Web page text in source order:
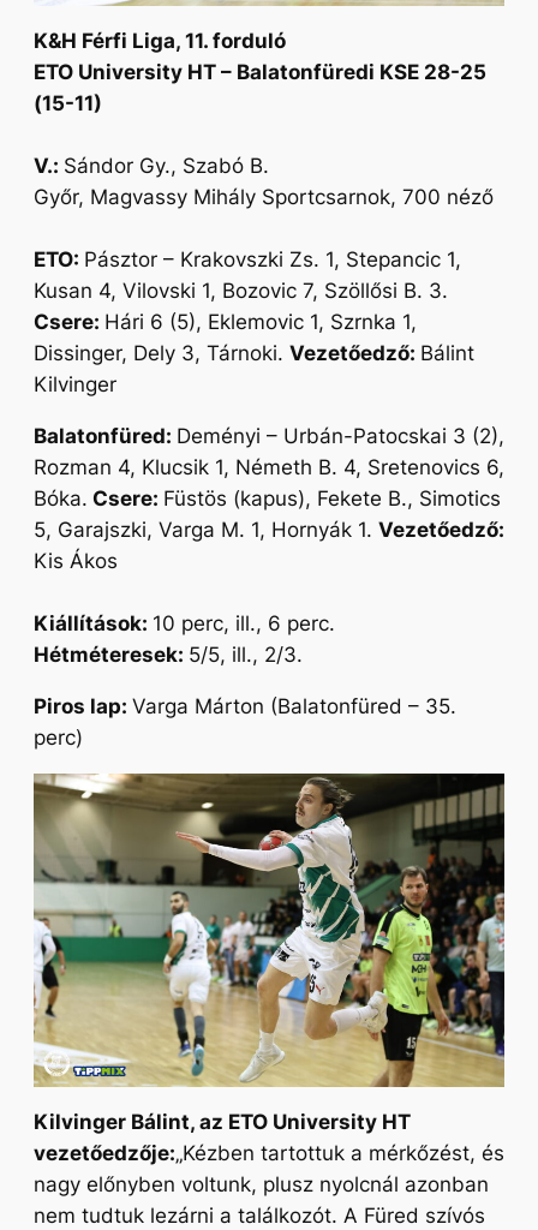
K&H Férfi Liga, 11. forduló
ETO University HT – Balatonfüredi KSE 28-25
(15-11)
V.: Sándor Gy., Szabó B.
Győr, Magvassy Mihály Sportcsarnok, 700 néző
ETO: Pásztor – Krakovszki Zs. 1, Stepancic 1,
Kusan 4, Vilovski 1, Bozovic 7, Szöllősi B. 3.
Csere: Hári 6 (5), Eklemovic 1, Szrnka 1,
Dissinger, Dely 3, Tárnoki. Vezetőedző: Bálint
Kilvinger
Balatonfüred: Deményi – Urbán-Patocskai 3 (2),
Rozman 4, Klucsik 1, Németh B. 4, Sretenovics 6,
Bóka. Csere: Füstös (kapus), Fekete B., Simotics
5, Garajszki, Varga M. 1, Hornyák 1. Vezetőedző:
Kis Ákos
Kiállítások: 10 perc, ill., 6 perc.
Hétméteresek: 5/5, ill., 2/3.
Piros lap: Varga Márton (Balatonfüred – 35.
perc)
Kilvinger Bálint, az ETO University HT
vezetőedzője:„Kézben tartottuk a mérkőzést, és
nagy előnyben voltunk, plusz nyolcnál azonban
nem tudtuk lezárni a találkozót. A Füred szívós